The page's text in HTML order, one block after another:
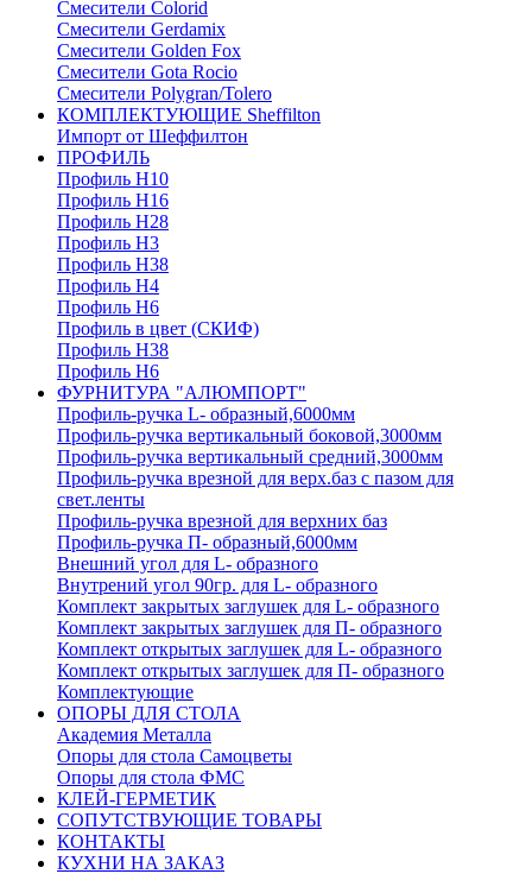
Смесители Colorid
Смесители Gerdamix
Смесители Golden Fox
Смесители Gota Rocio
Смесители Polygran/Tolero
КОМПЛЕКТУЮЩИЕ Sheffilton
Импорт от Шеффилтон
ПРОФИЛЬ
Профиль H10
Профиль H16
Профиль H28
Профиль H3
Профиль H38
Профиль H4
Профиль H6
Профиль в цвет (СКИФ)
Профиль H38
Профиль H6
ФУРНИТУРА "АЛЮМПОРТ"
Профиль-ручка L- образный,6000мм
Профиль-ручка вертикальный боковой,3000мм
Профиль-ручка вертикальный средний,3000мм
Профиль-ручка врезной для верх.баз с пазом для
свет.ленты
Профиль-ручка врезной для верхних баз
Профиль-ручка П- образный,6000мм
Внешний угол для L- образного
Внутрений угол 90гр. для L- образного
Комплект закрытых заглушек для L- образного
Комплект закрытых заглушек для П- образного
Комплект открытых заглушек для L- образного
Комплект открытых заглушек для П- образного
Комплектующие
ОПОРЫ ДЛЯ СТОЛА
Академия Металла
Опоры для стола Самоцветы
Опоры для стола ФМС
КЛЕЙ-ГЕРМЕТИК
СОПУТСТВУЮЩИЕ ТОВАРЫ
КОНТАКТЫ
КУХНИ НА ЗАКАЗ